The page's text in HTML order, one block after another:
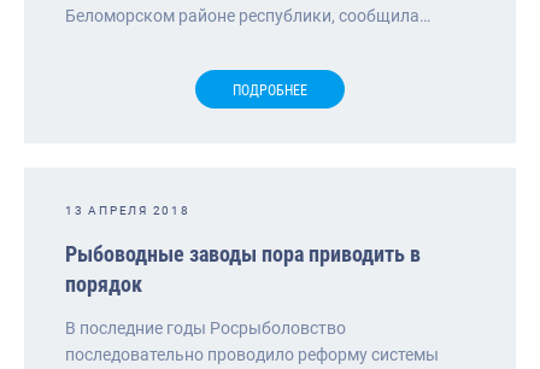
Беломорском районе республики, сообщила…
ПОДРОБНЕЕ
13 АПРЕЛЯ 2018
Рыбоводные заводы пора приводить в
порядок
В последние годы Росрыболовство
последовательно проводило реформу системы